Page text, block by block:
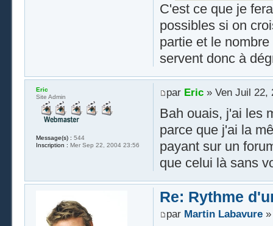
C'est ce que je
possibles si on
partie et le
servent donc à
par Eric» Ven Juil 22,
Bah ouais, j'ai les
parce que j'ai la
payant sur un
que celui là sans
Eric
Site Admin
Message(s) : 544
Inscription : Mer Sep 22, 2004 23:56
Re: Rythme
par Martin Labavure»